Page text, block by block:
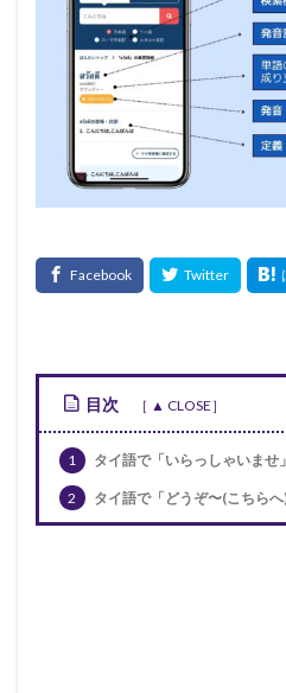
目次
1 タイ語で「いらっしゃいませ
2 タイ語で「どうぞ〜(こちら